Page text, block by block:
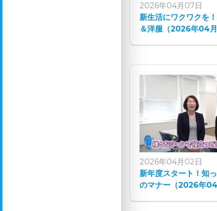
2026年04月07日
新生活にワクワクを
＆洋服（2026年04
2026年04月02日
新年度スタート！知
のマナー（2026年